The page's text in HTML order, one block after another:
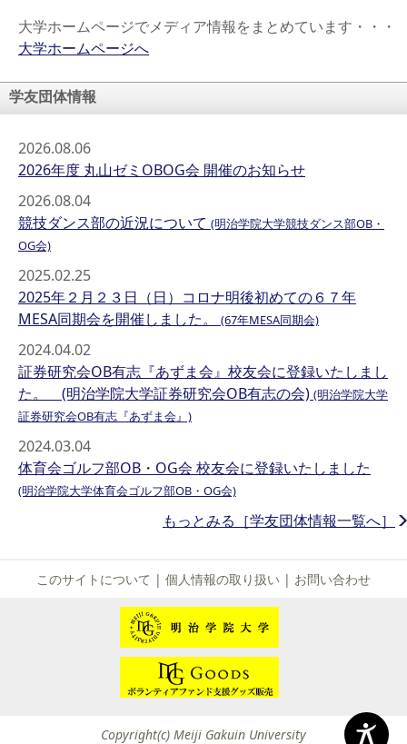
大学ホームページでメディア情報をまとめています・・・
大学ホームページへ
学友団体情報
2026.08.06
2026年度 丸山ゼミOBOG会 開催のお知らせ
2026.08.04
競技ダンス部の近況について (明治学院大学競技ダンス部OB・
OG会)
2025.02.25
2025年２月２３日（日）コロナ明後初めての６７年
MESA同期会を開催しました。
(67年MESA同期会)
2024.04.02
証券研究会OB有志『あずま会』校友会に登録いたしまし
た。 (明治学院大学証券研究会OB有志の会) (明治学院大学
証券研究会OB有志『あずま会』)
2024.03.04
体育会ゴルフ部OB・OG会 校友会に登録いたしました
(明治学院大学体育会ゴルフ部OB・OG会)
もっとみる［学友団体情報一覧へ］
このサイトについて | 個人情報の取り扱い | お問い合わせ
Copyright(c) Meiji Gakuin University